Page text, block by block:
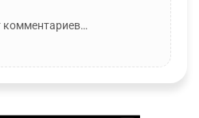
комментариев…